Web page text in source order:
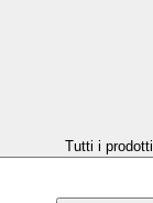
Tutti i prodotti